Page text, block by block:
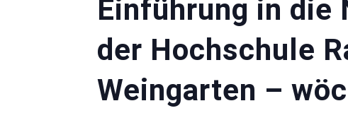
Einführung in die
der Hochschule
Weingarten –